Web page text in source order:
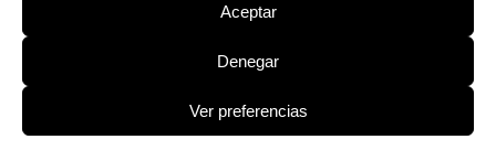
Aceptar
Denegar
Ver preferencias
all’interpretazione e all’applicazione della norma
© 2026 Barrilero
Política de Privacidad|Aviso legal|Política de cookies|